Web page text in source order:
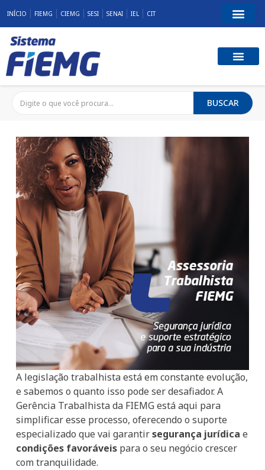
INÍCIO FIEMG CIEMG SESI SENAI IEL CIT
BUSCAR
A legislação trabalhista está em constante evolução,
e sabemos o quanto isso pode ser desafiador. A
Gerência Trabalhista da FIEMG está aqui para
simplificar esse processo, oferecendo o suporte
especializado que vai garantirsegurança jurídica e
condições favoráveis para o seu negócio crescer
com tranquilidade.